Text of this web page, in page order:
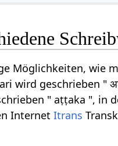
Möglichkeiten, wie
wird geschrieben "
" aṭṭaka ", in
InternetItrans